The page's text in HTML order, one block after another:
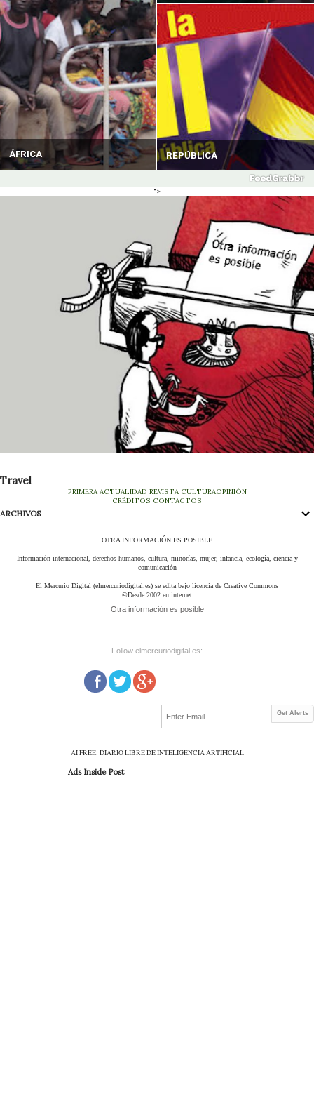
ÁFRICA REPÚBLICA
">
Travel
PRIMERA ACTUALIDAD REVISTA CULTURAOPINIÓN
CRÉDITOS CONTACTOS
ARCHIVOS
OTRA INFORMACIÓN ES POSIBLE
Información internacional, derechos humanos, cultura, minorías, mujer, infancia, ecología, ciencia y
comunicación
El Mercurio Digital (elmercuriodigital.es) se edita bajo licencia de Creative Commons
©Desde 2002 en internet
Otra información es posible
Follow elmercuriodigital.es:
Get Alerts
AI FREE: DIARIO LIBRE DE INTELIGENCIA ARTIFICIAL
Ads Inside Post